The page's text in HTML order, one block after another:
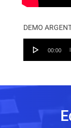
DEMO
Audio
00:00